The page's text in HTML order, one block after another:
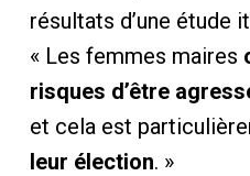
résultats d’une étude
« Les femmes maires
risques d’être
et cela est
leur élection. »